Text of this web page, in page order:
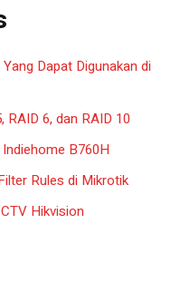
Dapat Digunakan di
RAID 6, dan RAID 10
B760H
Rules di Mikrotik
Hikvision